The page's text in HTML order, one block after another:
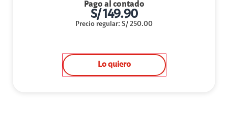
Pago al contado
S/149.90
Precio regular: S/ 250.00
Lo quiero